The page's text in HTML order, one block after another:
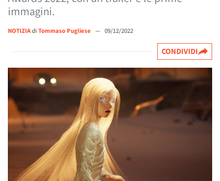
immagini.
NOTIZIAdi Tommaso Pugliese — 09/12/2022
CONDIVIDI